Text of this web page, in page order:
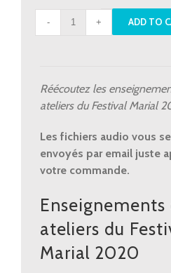
Enseignements
Festival
Marial
quantity
ADD TO
Réécoutez les
ateliers du Festival Marial
Les fichiers audio vous
envoyés par email juste
votre commande.
Enseignements
ateliers du
Marial 2020